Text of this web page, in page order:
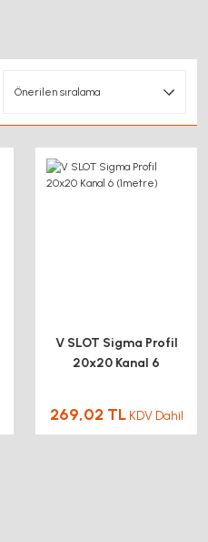
V SLOT Sigma Profil
20x20 Kanal 6
269,02 TL KDV Dahil